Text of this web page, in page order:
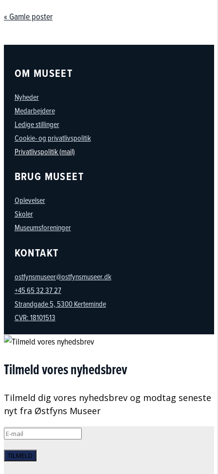
« Gamle poster
OM MUSEET
Nyheder
Medarbejdere
Ledige stillinger
Cookie- og privatlivspolitik
Privatlivspolitik (mail)
BRUG MUSEET
Oplevelser
Skoler
Museumsforeninger
KONTAKT
ostfynsmuseer@ostfynsmuseer.dk
+45 65 32 37 27
Strandgade 5, 5300 Kerteminde
CVR: 18101513
Tilmeld vores nyhedsbrev
Tilmeld dig vores nyhedsbrev og modtag seneste
nyt fra Østfyns Museer
TILMELD